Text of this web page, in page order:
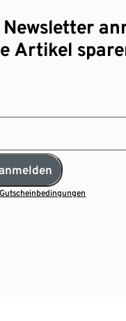
Artikel